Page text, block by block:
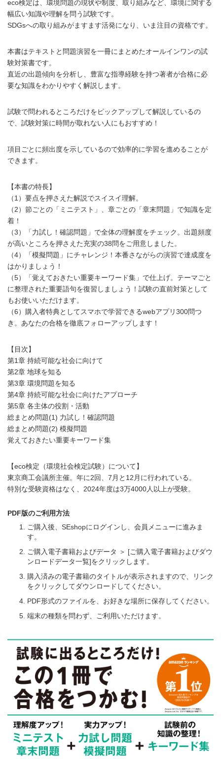
eco検定は、環境問題の現状や制度、取り組みなど、環境に関する
幅広い知識や理解を問う試験です。
SDGsへの取り組みがますます活発になり、いま注目の資格です。
本書はテキストと問題演習を一冊にまとめたオールインワンの試
験対策書です。
直近の出題傾向を分析し、豊富な指導経験を持つ著者が合格に必
要な知識をわかりやすく解説します。
試験で問われるところだけをピックアップして解説しているの
で、試験対策に時間が取れない人にもおすすめ！
項目ごとに頻出度を示しているので効率的に学習を進めることが
できます。
【本書の特長】
（1）要点を押さえた解説でスイスイ理解。
（2）節ごとの「ミニテスト」、章ごとの「章末問題」で知識を定
着！
（3）「力試し！確認問題」で全体の理解度をチェック。出題頻度
が高いところを押さえた充実の38問をご用意しました。
（4）「模擬問題」にチャレンジ！本番さながらの演習で達成度を
はかりましょう！
（5）「覚えておきたい重要キーワード集」で仕上げ。テーマごと
に整理された重要語句を復習しましょう！試験の直前対策として
もお使いいただけます。
（6）購入者特典としてスマホで学習できるwebアプリ300問つ
き。あなたの合格を徹底フォローアップします！
【目次】
第1章 持続可能な社会に向けて
第2章 地球を知る
第3章 環境問題を知る
第4章 持続可能な社会に向けたアプローチ
第5章 各主体の役割・活動
総まとめ問題(1) 力試し！確認問題
総まとめ問題(2) 模擬問題
覚えておきたい重要キーワード集
【eco検定（環境社会検定試験）について】
東京商工会議所主催。年に2回、7月と12月に行われている。
特別な受験資格はなく、2024年度は3万4000人以上が受験。
PDF版のご利用方法
ご購入後、SEshopにログインし、会員メニューに進みま
す。
ご購入電子書籍およびデータ ＞ [ご購入電子書籍およびダウ
ンロードデータ一覧]をクリックします。
購入済みの電子書籍のタイトルが表示されますので、リンク
をクリックしてダウンロードしてください。
PDF形式のファイルを、お好きな場所に保存してください。
端末の種類を問わず、ご利用いただけます。